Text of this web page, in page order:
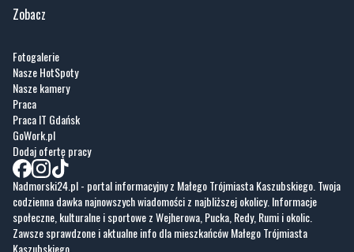
Nasze HotSpoty
Praca IT Gdańsk
GoWork.pl
Dodaj ofertę pracy
Nadmorski24.pl - portal informacyjny z Małego Trójmiasta Kaszubskiego. Twoja
codzienna dawka najnowszych wiadomości z najbliższej okolicy. Informacje
społeczne, kulturalne i sportowe z Wejherowa, Pucka, Redy, Rumi i okolic.
Zawsze sprawdzone i aktualne info dla mieszkańców Małego Trójmiasta
Kaszubskiego.